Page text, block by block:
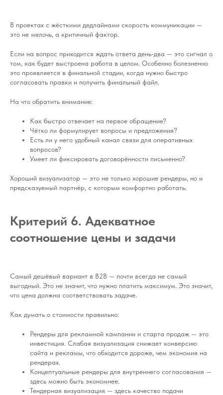
В проектах с жёсткими дедлайнами скорость коммуникации —
это не мелочь, а критичный фактор.
Если на вопрос приходится ждать ответа день‑два — это сигнал о
том, как будет выстроена работа в целом. Особенно болезненно
это проявляется в финальной стадии, когда нужно быстро
согласовать правки и получить финальный файл.
На что обратить внимание:
Как быстро отвечает на первое обращение?
Чётко ли формулирует вопросы и предложения?
Есть ли у него удобный канал связи для оперативных
вопросов?
Умеет ли фиксировать договорённости письменно?
Хороший визуализатор — это не только хорошие рендеры, но и
предсказуемый партнёр, с которым комфортно работать.
Критерий 6. Адекватное
соотношение цены и задачи
Самый дешёвый вариант в B2B — почти всегда не самый
выгодный. Это не значит, что нужно платить максимум. Это значит,
что цена должна соответствовать задаче.
Как думать о стоимости правильно:
Рендеры для рекламной кампании и старта продаж — это
инвестиция. Слабая визуализация снижает конверсию
сайта и рекламы, что обходится дороже, чем экономия на
рендерах.
Концептуальные рендеры для внутреннего согласования —
здесь можно быть экономнее.
Тендерная визуализация — здесь качество подачи